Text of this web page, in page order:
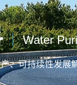
Water
、可持续性发展